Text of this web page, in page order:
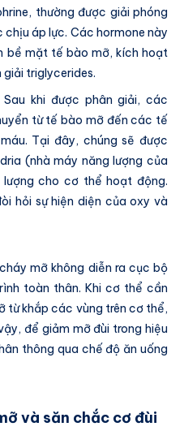
thường được giải phóng
áp lực. Các hormone này
bề mặt tế bào mỡ, kích hoạt
giải triglycerides.
khi được phân giải, các
từ tế bào mỡ đến các tế
Tại đây, chúng sẽ được
(nhà máy năng lượng của
cho cơ thể hoạt động.
hỏi sự hiện diện của oxy và
mỡ không diễn ra cục bộ
toàn thân. Khi cơ thể cần
từ khắp các vùng trên cơ thể,
để giảm mỡ đùi trong hiệu
thông qua chế độ ăn uống
và săn chắc cơ đùi